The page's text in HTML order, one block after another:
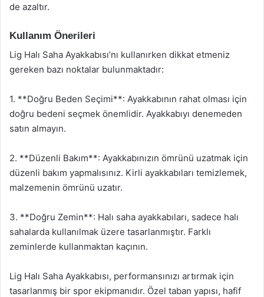
de azaltır.
Kullanım Önerileri
Lig Halı Saha Ayakkabısı’nı kullanırken dikkat etmeniz
gereken bazı noktalar bulunmaktadır:
1. **Doğru Beden Seçimi**: Ayakkabının rahat olması için
doğru bedeni seçmek önemlidir. Ayakkabıyı denemeden
satın almayın.
2. **Düzenli Bakım**: Ayakkabınızın ömrünü uzatmak için
düzenli bakım yapmalısınız. Kirli ayakkabıları temizlemek,
malzemenin ömrünü uzatır.
3. **Doğru Zemin**: Halı saha ayakkabıları, sadece halı
sahalarda kullanılmak üzere tasarlanmıştır. Farklı
zeminlerde kullanmaktan kaçının.
Lig Halı Saha Ayakkabısı, performansınızı artırmak için
tasarlanmış bir spor ekipmanıdır. Özel taban yapısı, hafif